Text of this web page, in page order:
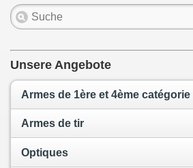
Unsere Angebote
Armes de 1ère et 4ème catégorie
Armes de tir
Optiques